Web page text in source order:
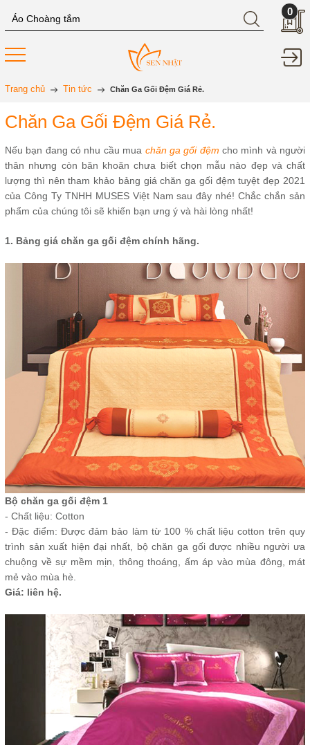
0
Trang chủ Tin tức Chăn Ga Gối Đệm Giá Rẻ.
Chăn Ga Gối Đệm Giá Rẻ.
Nếu bạn đang có nhu cầu mua chăn ga gối đệm cho mình và người
thân nhưng còn băn khoăn chưa biết chọn mẫu nào đẹp và chất
lượng thì nên tham khảo bảng giá chăn ga gối đệm tuyệt đẹp 2021
của Công Ty TNHH MUSES Việt Nam sau đây nhé! Chắc chắn sản
phẩm của chúng tôi sẽ khiến bạn ưng ý và hài lòng nhất!
1. Bảng giá chăn ga gối đệm chính hãng.
Bộ chăn ga gối đệm 1
- Chất liệu: Cotton
- Đặc điểm: Được đảm bảo làm từ 100 % chất liệu cotton trên quy
trình sản xuất hiện đại nhất, bộ chăn ga gối được nhiều người ưa
chuộng về sự mềm mịn, thông thoáng, ấm áp vào mùa đông, mát
mẻ vào mùa hè.
Giá: liên hệ.